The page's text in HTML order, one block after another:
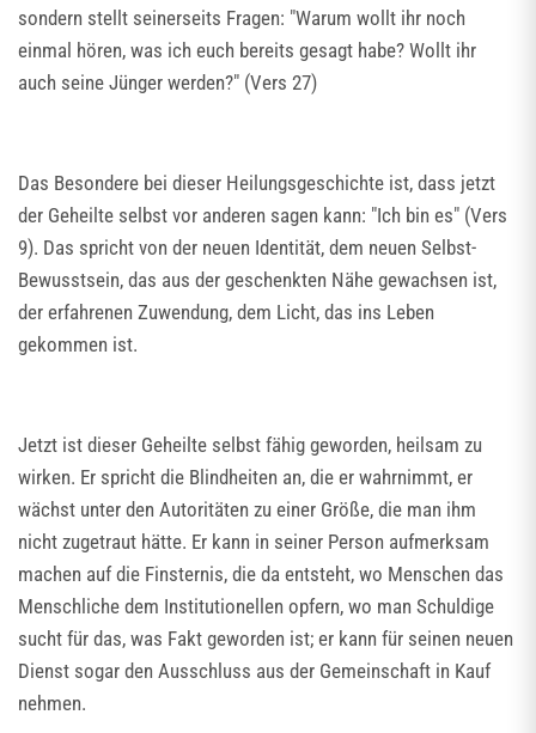
sondern stellt seinerseits Fragen: "Warum wollt ihr noch
einmal hören, was ich euch bereits gesagt habe? Wollt ihr
auch seine Jünger werden?" (Vers 27)
Das Besondere bei dieser Heilungsgeschichte ist, dass jetzt
der Geheilte selbst vor anderen sagen kann: "Ich bin es" (Vers
9). Das spricht von der neuen Identität, dem neuen Selbst-
Bewusstsein, das aus der geschenkten Nähe gewachsen ist,
der erfahrenen Zuwendung, dem Licht, das ins Leben
gekommen ist.
Jetzt ist dieser Geheilte selbst fähig geworden, heilsam zu
wirken. Er spricht die Blindheiten an, die er wahrnimmt, er
wächst unter den Autoritäten zu einer Größe, die man ihm
nicht zugetraut hätte. Er kann in seiner Person aufmerksam
machen auf die Finsternis, die da entsteht, wo Menschen das
Menschliche dem Institutionellen opfern, wo man Schuldige
sucht für das, was Fakt geworden ist; er kann für seinen neuen
Dienst sogar den Ausschluss aus der Gemeinschaft in Kauf
nehmen.